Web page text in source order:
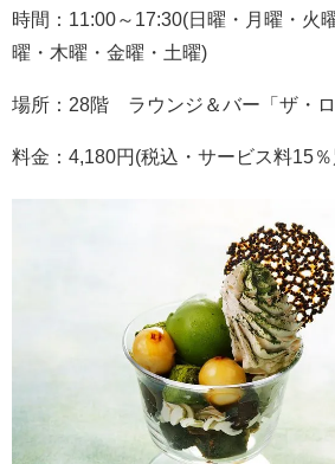
時間：11:00～17:30(日曜・月曜・火
曜・木曜・金曜・土曜)
場所：28階 ラウンジ＆バー「ザ・ロ
料金：4,180円(税込・サービス料15